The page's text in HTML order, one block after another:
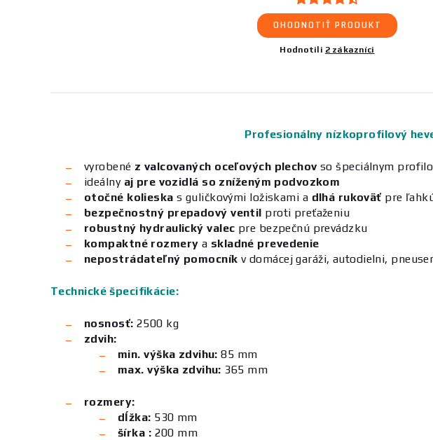
OHODNOTIŤ PRODUKT
Hodnotili 2 zákazníci
Profesionálny nízkoprofilový
vyrobené z valcovaných oceľových plechov so špeciálnym
ideálny aj pre vozidlá so zníženým podvozkom
otočné kolieska s guličkovými ložiskami a dlhá rukoväťpre
bezpečnostný prepadový ventil proti preťaženiu
robustný hydraulický valec pre bezpečnú prevádzku
kompaktné rozmery a skladné prevedenie
nepostrádateľný pomocník v domácej garáži, autodielni,
Technické špecifikácie:
nosnosť: 2500 kg
zdvih:
min. výška zdvihu: 85 mm
max. výška zdvihu: 365 mm
rozmery:
dĺžka: 530 mm
šírka : 200 mm